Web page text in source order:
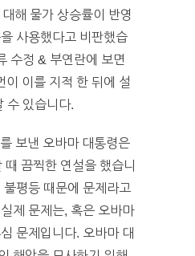
해 물가 상승률이 반영
사용했다고 비판했습
수정 & 부연란에 보면
이 이를 지적 한 뒤에 설
수 있습니다.
보낸 오바마 대통령은
끔찍한 연설을 했습니
불평등 때문에 문제라고
제 문제는, 혹은 오바마
문제입니다. 오바마 대